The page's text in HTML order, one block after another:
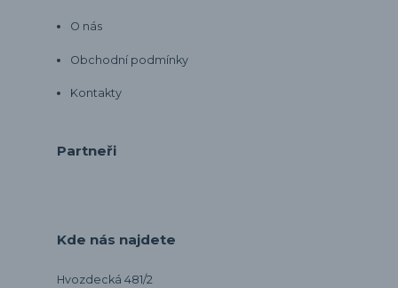
O nás
Obchodní podmínky
Kontakty
Partneři
Kde nás najdete
Hvozdecká 481/2